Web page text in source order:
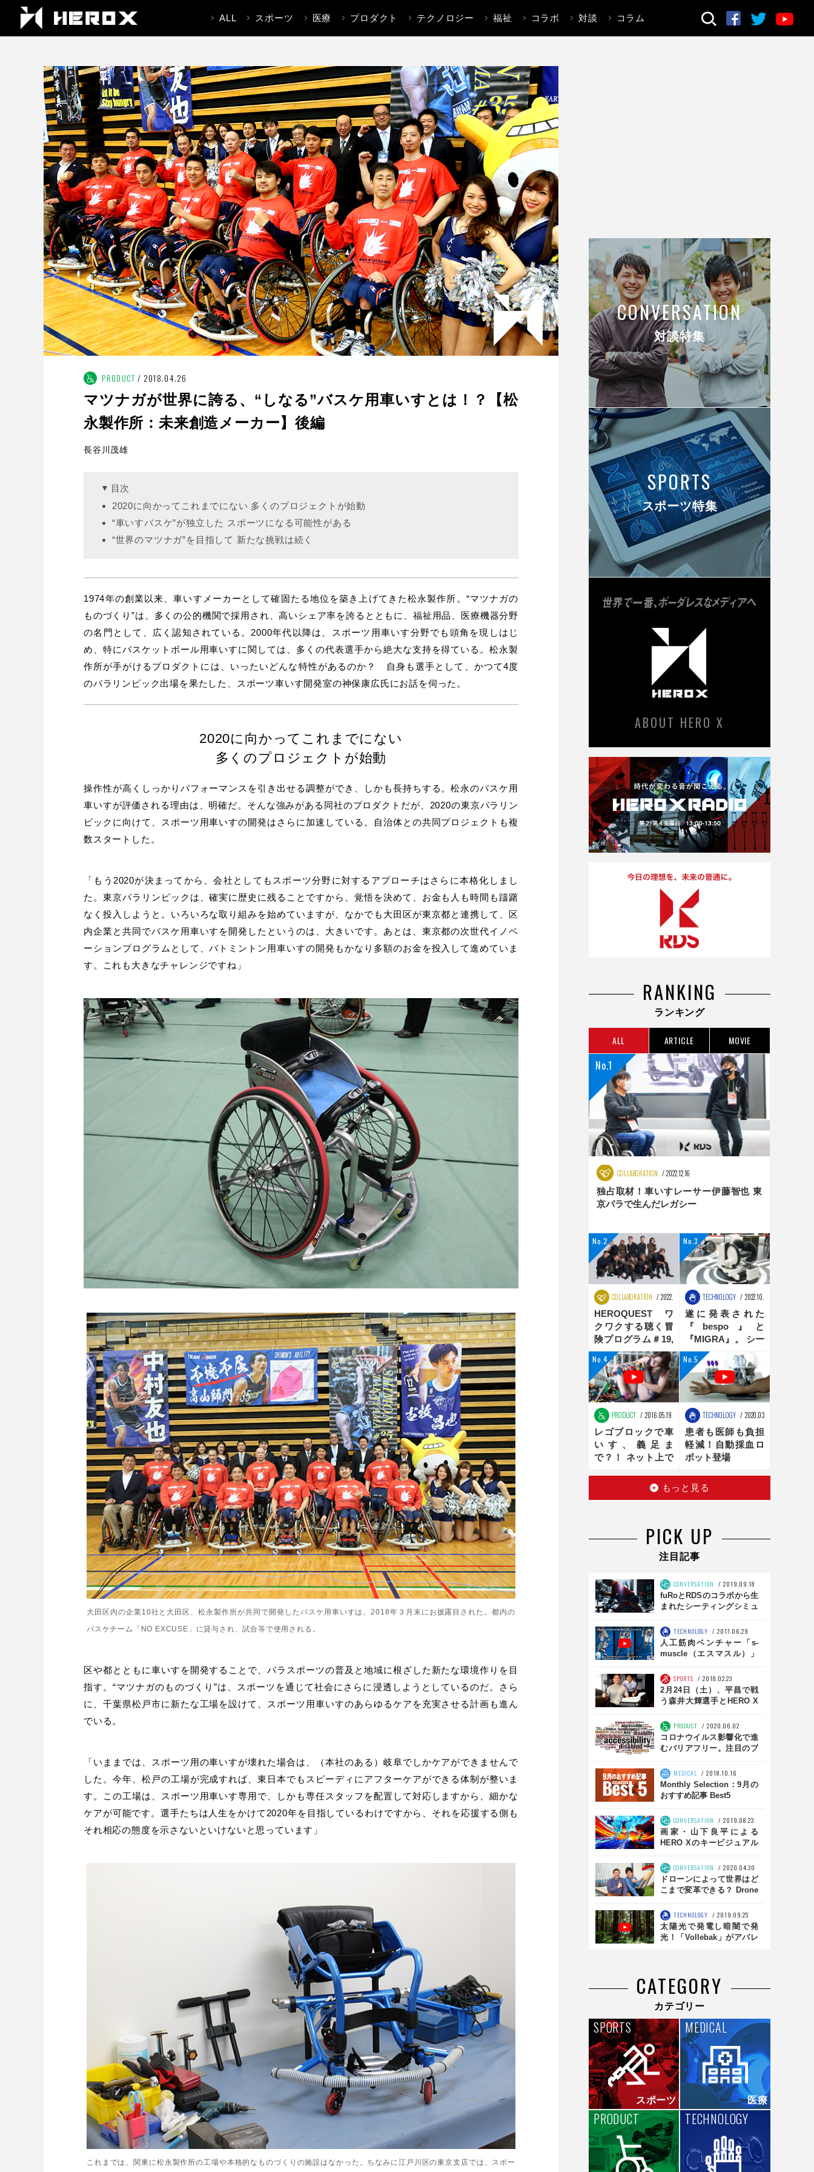
ALL スポーツ 医療 プロダクト テクノロジー 福祉 コラボ 対談 コラム 検索
PRODUCT 2018.04.26
マツナガが世界に誇る、“しなる”バスケ用車いすとは！？【松
永製作所：未来創造メーカー】後編
長谷川茂雄
目次
2020に向かってこれまでにない 多くのプロジェクトが始動
“車いすバスケ”が独立した スポーツになる可能性がある
“世界のマツナガ”を目指して 新たな挑戦は続く
1974年の創業以来、車いすメーカーとして確固たる地位を築き上げてきた松永製作所。“マツナガの
ものづくり”は、多くの公的機関で採用され、高いシェア率を誇るとともに、福祉用品、医療機器分野
の名門として、広く認知されている。2000年代以降は、スポーツ用車いす分野でも頭角を現しはじ
め、特にバスケットボール用車いすに関しては、多くの代表選手から絶大な支持を得ている。松永製
作所が手がけるプロダクトには、いったいどんな特性があるのか？ 自身も選手として、かつて4度
のパラリンピック出場を果たした、スポーツ車いす開発室の神保康広氏にお話を伺った。
2020に向かってこれまでにない
多くのプロジェクトが始動
操作性が高くしっかりパフォーマンスを引き出せる調整ができ、しかも長持ちする。松永のバスケ用
車いすが評価される理由は、明確だ。そんな強みがある同社のプロダクトだが、2020の東京パラリン
ピックに向けて、スポーツ用車いすの開発はさらに加速している。自治体との共同プロジェクトも複
数スタートした。
「もう 2020が決まってから、会社としてもスポーツ分野に対するアプローチはさらに本格化しまし
た。東京パラリンピックは、確実に歴史に残ることですから、覚悟を決めて、お金も人も時間も躊躇
なく投入しようと。いろいろな取り組みを始めていますが、なかでも 大田区が東京都と連携して、区
内企業と共同でバスケ用車いすを開発したというのは、大きいです。 あとは、東京都の次世代イノベ
ーションプログラムとして、バトミントン用車いすの開発もかなり多額のお金を投入して進めていま
す。これも大きなチャレンジですね」
大田区内の企業10社と大田区、松永製作所が共同で開発したバスケ用車いすは、 2018年３月末にお披露目された。都内の
バスケチーム「 NO EXCUSE 」に貸与され、試合等で使用される。
区や都と ともに車いすを開発することで、パラスポーツの普及と地域に根ざした新たな環境作りを目
指す。“マツナガのものづくり ”は、スポーツを通じて社会にさらに浸透しようとしているのだ。さら
に、千葉県松戸市に新たな工場を設けて、スポーツ用車いすのあらゆるケアを充実させる計画も進ん
でいる。
「いままでは、スポーツ用の車いすが壊れた場合は、（本社のある）岐阜でしかケアができませんで
した。今年、松戸の工場が完成すれば、東日本でもスピーディにアフターケアができる体制が整いま
す。この工場は、スポーツ用車いす専用で、しかも専任スタッフを配置して対応しますから、細かな
ケアが可能です。選手たちは人生をかけて2020年を目指しているわけですから、それを応援する側も
それ相応の態度を示さないといけないと思っています」
これまでは、関東に松永製作所の工場や本格的なものづくりの施設はなかった。ちなみに江戸川区の東京支店では、スポー
CONVERSATION
対談特集
SPORTS
スポーツ特集
ABOUT HERO X
RANKING
ランキング
ALL ARTICLE MOVIE
COLLABORATION 2022.12.16
独占取材！車いすレーサー伊藤智也 東
京パラで生んだレガシー
COLLABORATION 2022.08.25
HEROQUEST ワ
クワクする聴く冒
険プログラム＃19,
＃20 ダンス編
TECHNOLOGY 2022.10.31
遂に発表された
『bespo』と
『MIGRA』。 シー
ティングポジショ
ンの最適化は、新
時代へ
PRODUCT 2016.05.19
レゴブロックで車
いす、義足ま
で？！ ネット上で
TECHNOLOGY 2020.03.16
患者も医師も負担
軽減！自動採血ロ
ボット登場
もっと見る
PICK UP
注目記事
CONVERSATION
2019.09.18
fuRoとRDSのコラボから生
まれたシーティングシミュ
編 TECHNOLOGY
2017.06.29
人工筋肉ベンチャー「s-
muscle（エスマスル）」
SPORTS
2018.02.23
2月24日（土）、平昌で戦
う森井大輝選手とHERO X
に登場！
PRODUCT
2020.06.02
コロナウイルス影響化で進
むバリアフリー。注目のプ
MEDICAL
2018.10.16
Monthly Selection：9月の
おすすめ記事 Best5
CONVERSATION
2019.08.23
画家・山下良平による
HERO Xのキービジュアル
CONVERSATION
2020.04.30
ドローンによって世界はど
こまで変革できる？ Drone
創希が見据える未来 前編
TECHNOLOGY
2019.09.25
太陽光で発電し暗闇で発
光！「Vollebak」がアパレ
CATEGORY
カテゴリー
スポーツ
SPORTS
医療
MEDICAL
PRODUCT TECHNOLOGY